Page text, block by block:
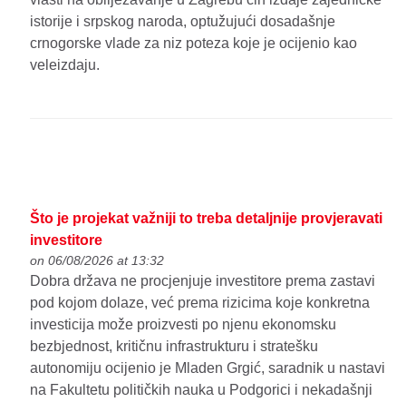
istorije i srpskog naroda, optužujući dosadašnje
crnogorske vlade za niz poteza koje je ocijenio kao
veleizdaju.
Što je projekat važniji to treba detaljnije provjeravati
investitore
on 06/08/2026 at 13:32
Dobra država ne procjenjuje investitore prema zastavi
pod kojom dolaze, već prema rizicima koje konkretna
investicija može proizvesti po njenu ekonomsku
bezbjednost, kritičnu infrastrukturu i stratešku
autonomiju ocijenio je Mladen Grgić, saradnik u nastavi
na Fakultetu političkih nauka u Podgorici i nekadašnji